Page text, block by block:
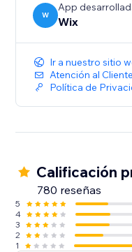
W
App
Wix
Ir a nuestro sitio
Atención al Cliente
Política de
Calificación
780 reseñas
5
4
3
2
1